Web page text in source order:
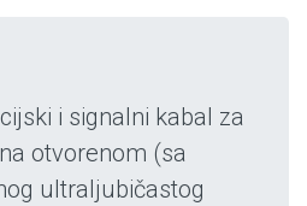
i signalni kabal za
otvorenom (sa
ultraljubičastog